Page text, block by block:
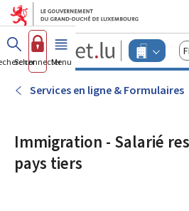
Aller au menu
Aller au
Guichet.lu
Changer
Menu
Se connecterMenu principal
Services en ligne & Formulaires
Immigration - Salarié
pays tiers